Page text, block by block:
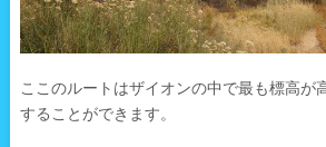
ここのルートはザイオンの中で最も標高が
することができます。